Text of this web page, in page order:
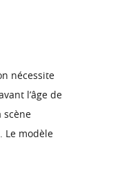
nécessite
l’âge de
scène
Le modèle